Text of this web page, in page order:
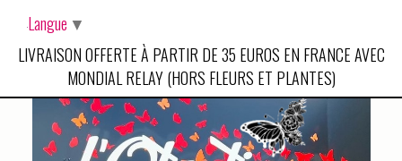
LIVRAISON OFFERTE À PARTIR DE 35 EUROS EN FRANCE AVEC
MONDIAL RELAY (HORS FLEURS ET PLANTES)
Langue ▼